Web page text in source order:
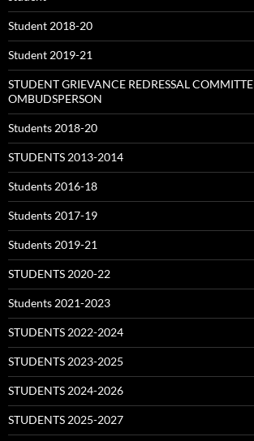
Student 2018-20
Student 2019-21
STUDENT GRIEVANCE REDRESSAL
OMBUDSPERSON
Students 2018-20
STUDENTS 2013-2014
Students 2016-18
Students 2017-19
Students 2019-21
STUDENTS 2020-22
Students 2021-2023
STUDENTS 2022-2024
STUDENTS 2023-2025
STUDENTS 2024-2026
STUDENTS 2025-2027